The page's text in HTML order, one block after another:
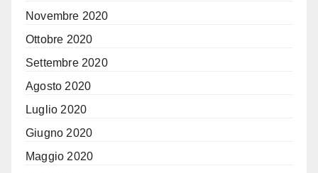
Novembre 2020
Ottobre 2020
Settembre 2020
Agosto 2020
Luglio 2020
Giugno 2020
Maggio 2020